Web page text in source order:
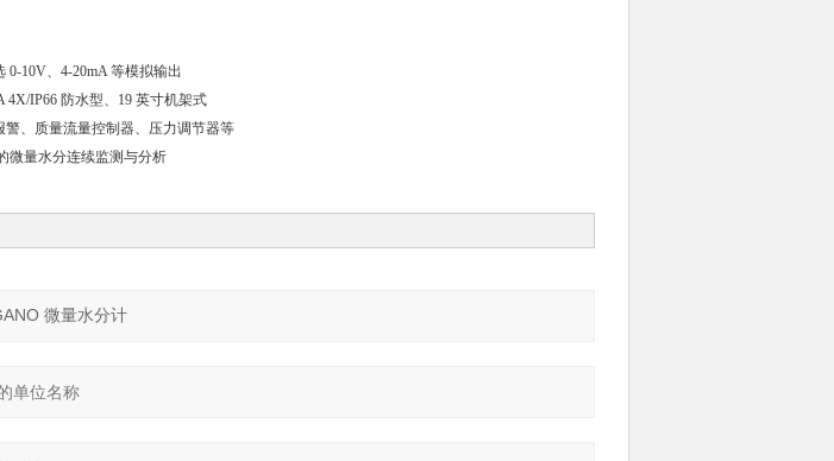
0-10V、4-20mA 等模拟输出
4X/IP66 防水型、19 英寸机架式
警、质量流量控制器、压力调节器等
微量水分连续监测与分析